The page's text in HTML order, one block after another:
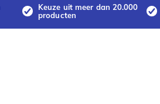
Keuze uit meer dan 20.000
producten